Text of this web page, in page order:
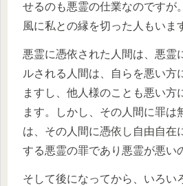
せるのも悪霊の仕業なのですが
風に私との縁を切った人もいま
悪霊に憑依された人間は、悪霊
ルされる人間は、自らを悪い方
ますし、他人様のことも悪い方
ます。しかし、その人間に罪は
は、その人間に憑依し自由自在
する悪霊の罪であり悪霊が悪い
そして後になってから、いろい